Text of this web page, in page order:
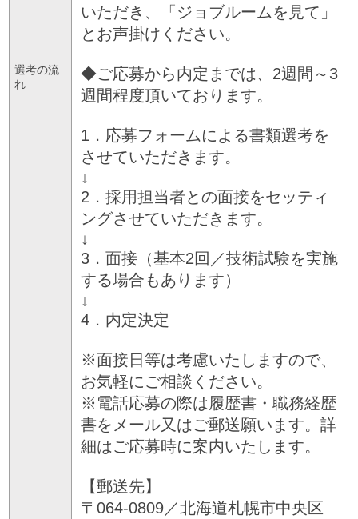
いただき、「ジョブルームを見て」
とお声掛けください。
選考の流
れ
◆ご応募から内定までは、2週間～3
週間程度頂いております。
1．応募フォームによる書類選考を
させていただきます。
↓
2．採用担当者との面接をセッティ
ングさせていただきます。
↓
3．面接（基本2回／技術試験を実施
する場合もあります）
↓
4．内定決定
※面接日等は考慮いたしますので、
お気軽にご相談ください。
※電話応募の際は履歴書・職務経歴
書をメール又はご郵送願います。詳
細はご応募時に案内いたします。
【郵送先】
〒064-0809／北海道札幌市中央区